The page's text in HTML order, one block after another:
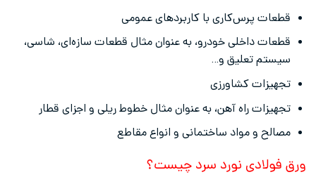
قطعات پرس‌کاری با کاربردهای عمومی
قطعات داخلی خودرو، به عنوان مثال قطعات سازه‌ای، شاسی،
سیستم تعلیق و…
تجهیزات کشاورزی
تجهیزات راه آهن، به عنوان مثال خطوط ریلی و اجزای قطار
مصالح و مواد ساختمانی و انواع مقاطع
ورق فولادی نورد سرد چیست؟